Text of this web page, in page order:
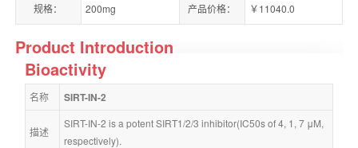
规格： 200mg 产品价格： ￥11040.0
Product Introduction
Bioactivity
名称 SIRT-IN-2
描述
SIRT-IN-2 is a potent SIRT1/2/3 inhibitor(IC50s of 4, 1, 7 μM,
respectively).